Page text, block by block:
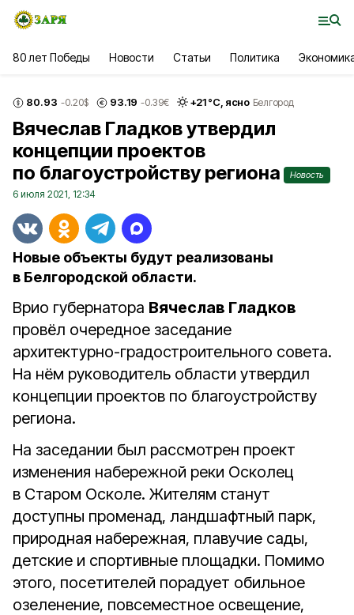
80 лет Победы Новости Статьи Политика
80.93 -0.20$ 93.19 -0.39€ +21°С, ясно Белгород
Вячеслав Гладков утвердил
концепции проектов
по благоустройству региона
Новость
6 июля 2021, 12:34
Новые объекты будут реализованы
в Белгородской области.
Врио губернатора Вячеслав Гладков
провёл очередное заседание
архитектурно-градостроительного совета.
На нём руководитель области утвердил
концепции проектов по благоустройству
региона.
На заседании был рассмотрен проект
изменения набережной реки Осколец
в Старом Осколе. Жителям станут
доступны променад, ландшафтный парк,
природная набережная, плавучие сады,
детские и спортивные площадки. Помимо
этого, посетителей порадует обильное
озеленение, повсеместное освещение,